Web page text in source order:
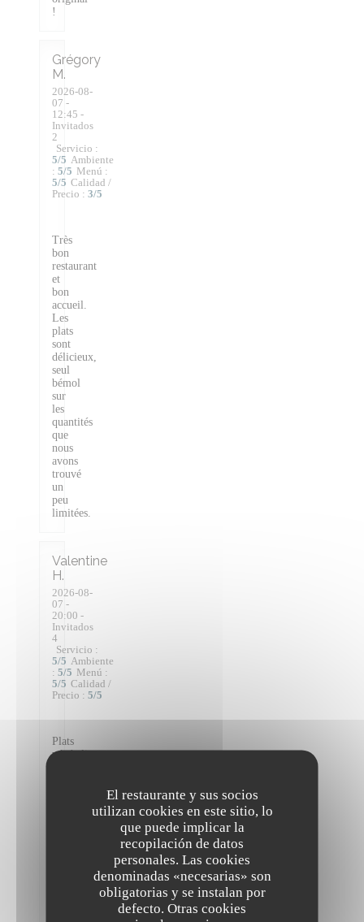
El restaurante y sus socios
utilizan cookies en este sitio, lo
que puede implicar la
recopilación de datos
personales. Las cookies
denominadas «necesarias» son
obligatorias y se instalan por
defecto. Otras cookies
!
Grégory
M
2026-08-
07 -
12:45 -
Invitados
2
Servicio :
5/5 Ambiente
: 5/5 Menú :
5/5 Calidad /
Precio : 3/5
Très
bon
restaurant
et
bon
accueil.
Les
plats
sont
délicieux,
seul
bémol
sur
les
quantités
que
nous
avons
trouvé
un
peu
limitées.
Valentine
H
2026-08-
07 -
20:00 -
Invitados
4
Servicio :
5/5 Ambiente
: 5/5 Menú :
5/5 Calidad /
Precio : 5/5
Plats
végétaliens
originaux.